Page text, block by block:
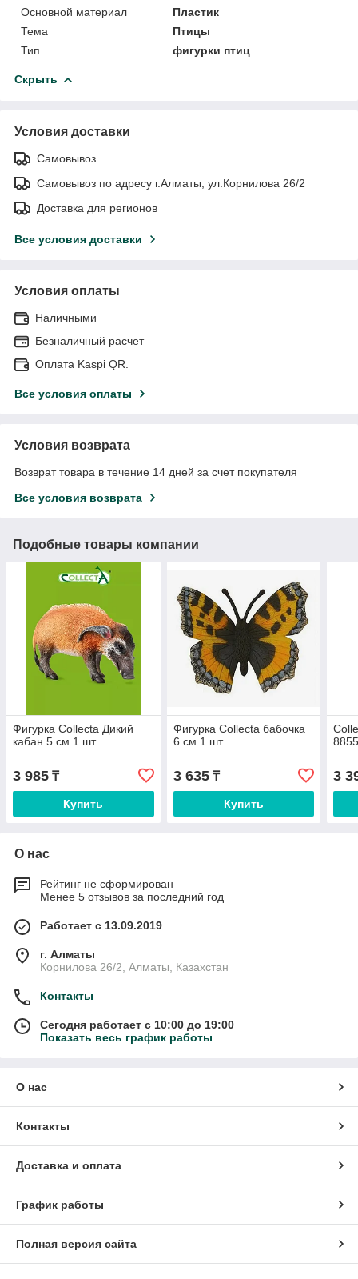
Основной материал
Пластик
Тема
Птицы
Тип
фигурки птиц
Скрыть
Условия доставки
Самовывоз
Самовывоз по адресу г.Алматы, ул.Корнилова 26/2
Доставка для регионов
Все условия доставки
Условия оплаты
Наличными
Безналичный расчет
Оплата Kaspi QR.
Все условия оплаты
Условия возврата
Возврат товара в течение 14 дней за счет покупателя
Все условия возврата
Подобные товары компании
Фигурка Collecta Дикий
кабан 5 см 1 шт
3 985 ₸
Купить
Фигурка Collecta бабочка
6 см 1 шт
3 635₸
Купить
3
О нас
Рейтинг не сформирован
Менее 5 отзывов за последний год
Работает с 13.09.2019
г. Алматы
Корнилова 26/2, Алматы, Казахстан
Контакты
Сегодня работает с 10:00 до 19:00
Показать весь график работы
О нас
Контакты
Доставка и оплата
График работы
Полная версия сайта